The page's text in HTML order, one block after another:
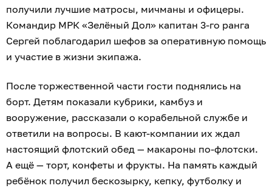
получили лучшие матросы, мичманы и офицеры.
Командир МРК «Зелёный Дол» капитан 3-го ранга
Сергей поблагодарил шефов за оперативную помощь
и участие в жизни экипажа.
После торжественной части гости поднялись на
борт. Детям показали кубрики, камбуз и
вооружение, рассказали о корабельной службе и
ответили на вопросы. В кают-компании их ждал
настоящий флотский обед — макароны по-флотски.
А ещё — торт, конфеты и фрукты. На память каждый
ребёнок получил бескозырку, кепку, футболку и